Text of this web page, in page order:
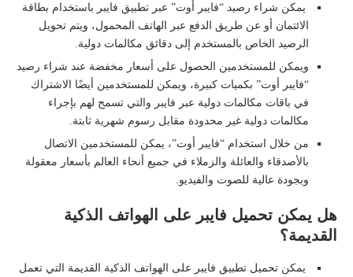
يمكن شراء رصيد “فايبر أوت” عبر تطبيق فايبر باستخدام بطاقة
الائتمان أو عن طريق الدفع عبر الهاتف المحمول، ويتم تحويل
الرصيد الخاص بالمستخدم إلى دقائق مكالمات دولية.
ويمكن للمستخدمين الحصول على أسعار مخفضة عند شراء رصيد
“فايبر أوت” بكميات كبيرة، ويمكن للمستخدمين أيضًا الاشتراك
في باقات مكالمات دولية عبر فايبر والتي تسمح لهم بإجراء
مكالمات دولية غير محدودة مقابل رسوم شهرية ثابتة.
من خلال استخدام “فايبر أوت”، يمكن للمستخدمين الاتصال
بالأصدقاء والعائلة والزملاء في جميع أنحاء العالم بأسعار معقولة
وبجودة عالية للصوت والفيديو.
هل يمكن تحميل فايبر على الهواتف الذكية
القديمة؟
يمكن تحميل تطبيق فايبر على الهواتف الذكية القديمة التي تعمل